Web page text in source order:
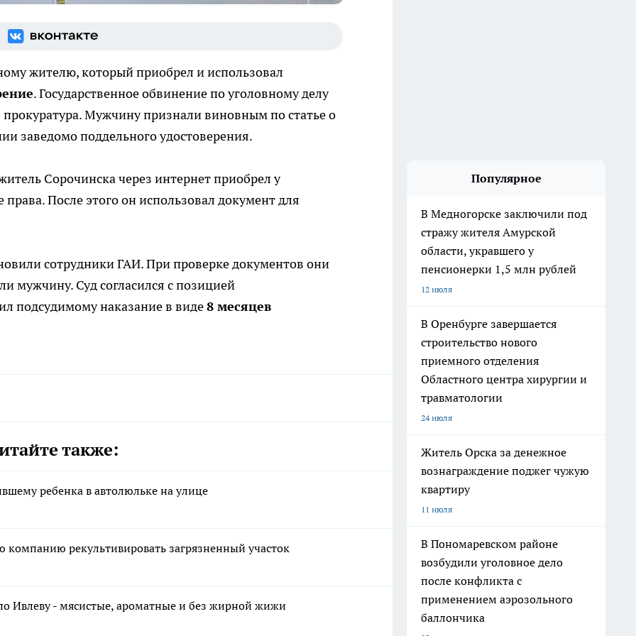
жителю, который приобрел и использовал
. Государственное обвинение по уголовному делу
Мужчину признали виновным по статье о
заведомо поддельного удостоверения.
Сорочинска через интернет приобрел у
После этого он использовал документ для
сотрудники ГАИ. При проверке документов они
мужчину. Суд согласился с позицией
подсудимому наказание в виде8 месяцев
также:
ребенка в автолюльке на улице
рекультивировать загрязненный участок
Ивлеву - мясистые, ароматные и без жирной жижи
Популярное
В Медногорске заключили под
стражу жителя Амурской
области, укравшего у
пенсионерки 1,5 млн рублей
12 июля
В Оренбурге завершается
строительство нового
приемного отделения
Областного центра хирургии и
травматологии
24 июля
Житель Орска за денежное
вознаграждение поджег чужую
квартиру
11 июля
В Пономаревском районе
возбудили уголовное дело
после конфликта с
применением аэрозольного
баллончика